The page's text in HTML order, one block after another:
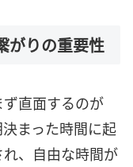
がりの重要性
直面するのが
決まった時間に起
、自由な時間が